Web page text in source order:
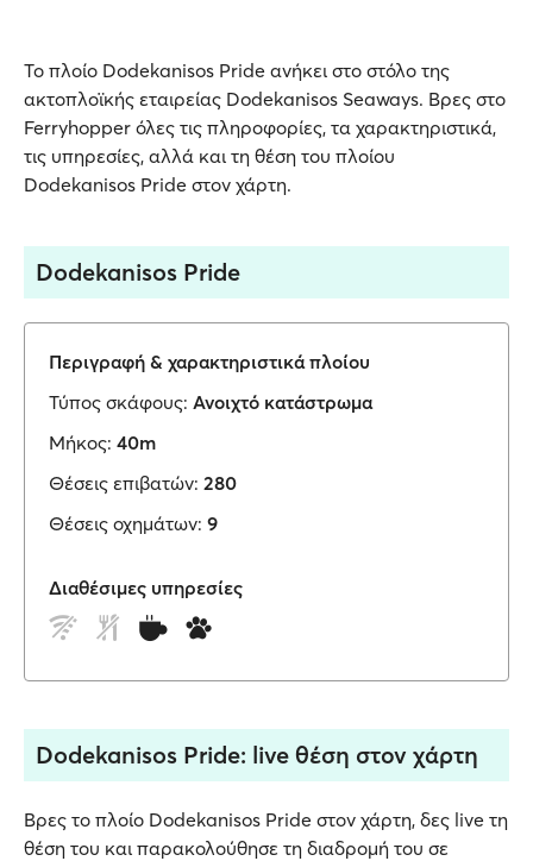
Το πλοίο Dodekanisos Pride ανήκει στο στόλο της
ακτοπλοϊκής εταιρείας Dodekanisos Seaways. Βρες στο
Ferryhopper όλες τις πληροφορίες, τα χαρακτηριστικά,
τις υπηρεσίες, αλλά και τη θέση του πλοίου
Dodekanisos Pride στον χάρτη.
Dodekanisos Pride
Περιγραφή & χαρακτηριστικά πλοίου
Τύπος σκάφους: Ανοιχτό κατάστρωμα
Μήκος: 40m
Θέσεις επιβατών: 280
Θέσεις οχημάτων: 9
Διαθέσιμες υπηρεσίες
Dodekanisos Pride: live θέση στον χάρτη
Βρες το πλοίο Dodekanisos Pride στον χάρτη, δες live τη
θέση του και παρακολούθησε τη διαδρομή του σε